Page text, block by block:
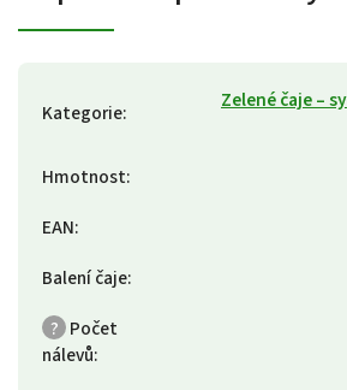
Kategorie:
Zelené čaje –
Hmotnost:
EAN:
Balení čaje:
? Počet
nálevů: